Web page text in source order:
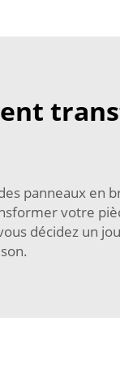
panneaux en
votre
décidez un